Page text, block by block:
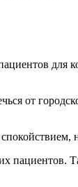
для
от
пациентов.